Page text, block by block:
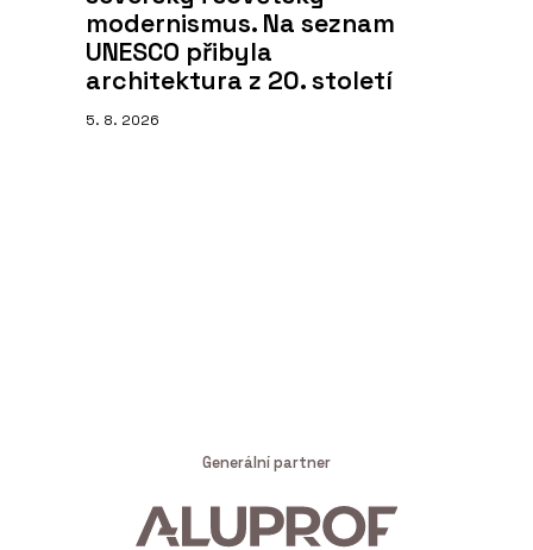
modernismus. Na seznam
UNESCO přibyla
architektura z 20. století
5. 8. 2026
Generální partner